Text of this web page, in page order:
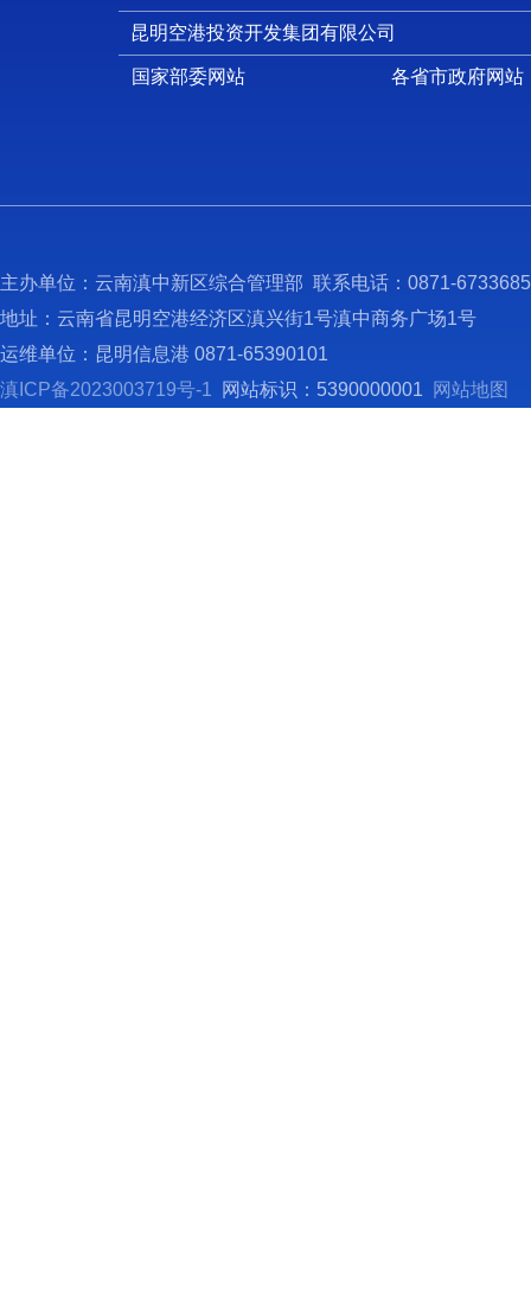
昆明空港投资开发集团有限公司
国家部委网站 各省市政府网站
主办单位：云南滇中新区综合管理部 联系电话：0871-
地址：云南省昆明空港经济区滇兴街1号滇中商务广场1号
运维单位：昆明信息港 0871-65390101
滇ICP备2023003719号-1
网站标识：5390000001 网站地图